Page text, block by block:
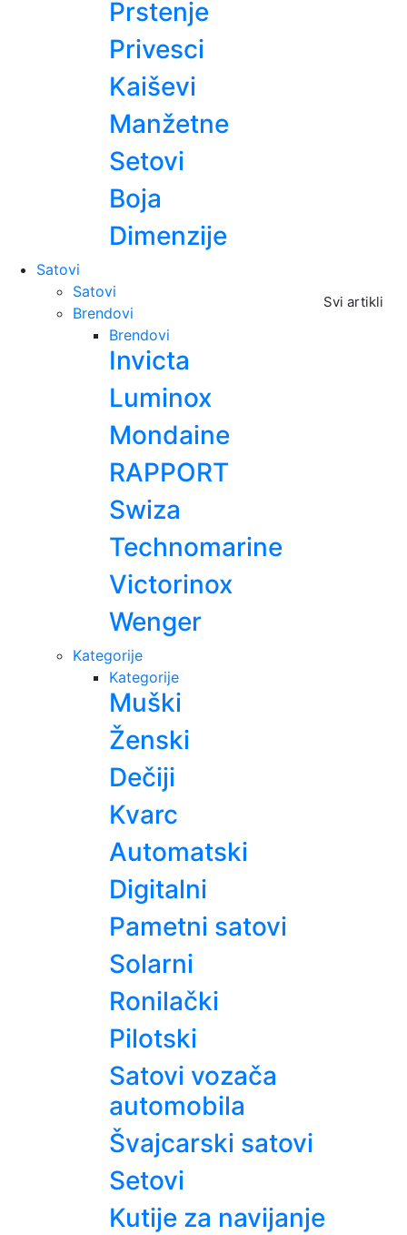
Prstenje
Privesci
Kaiševi
Manžetne
Setovi
Boja
Dimenzije
Satovi
Svi artikli
Satovi
Brendovi
Brendovi
Invicta
Luminox
Mondaine
RAPPORT
Swiza
Technomarine
Victorinox
Wenger
Kategorije
Kategorije
Muški
Ženski
Dečiji
Kvarc
Automatski
Digitalni
Pametni satovi
Solarni
Ronilački
Pilotski
Satovi vozača
automobila
Švajcarski satovi
Setovi
Kutije za navijanje